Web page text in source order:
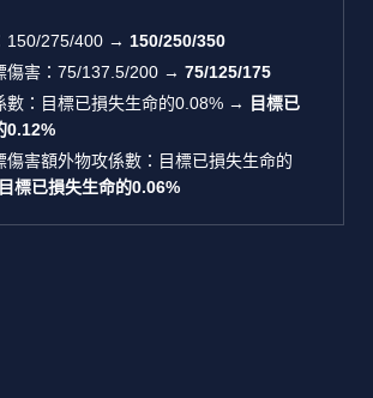
150/275/400 → 150/250/350
傷害：75/137.5/200 → 75/125/175
數：目標已損失生命的0.08% →
目標已
0.12%
傷害額外物攻係數：目標已損失生命的
目標已損失生命的0.06%